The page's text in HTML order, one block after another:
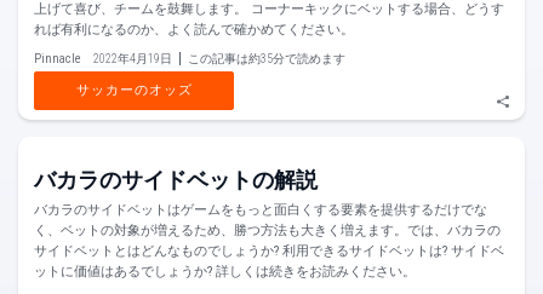
上げて喜び、チームを鼓舞します。 コーナーキックにベットする場合、どうす
れば有利になるのか、よく読んで確かめてください。
Pinnacle 2022年4月19日 この記事は約35分で読めます
サッカーのオッズ
バカラのサイドベットの解説
バカラのサイドベットはゲームをもっと面白くする要素を提供するだけでな
く、ベットの対象が増えるため、勝つ方法も大きく増えます。では、バカラの
サイドベットとはどんなものでしょうか? 利用できるサイドベットは? サイドベ
ットに価値はあるでしょうか? 詳しくは続きをお読みください。